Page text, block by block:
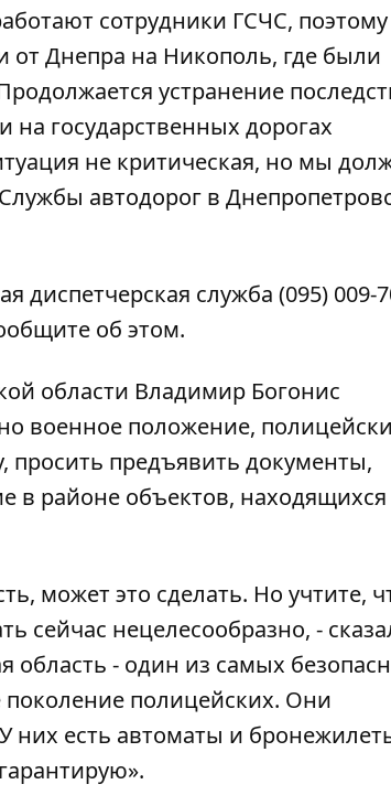
сотрудники ГСЧС, поэтому
от Днепра на Никополь, где были
устранение
на государственных дорогах
не критическая, но мы
автодорог в
диспетчерская служба (095) 009-
об этом.
области Владимир Богонис
военное положение,
просить предъявить документы,
в районе объектов,
может это сделать. Но учтите,
сейчас нецелесообразно, -
область - один из самых
полицейских. Они
них есть автоматы и